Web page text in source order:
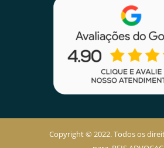
Copyright © 2022. Todos os